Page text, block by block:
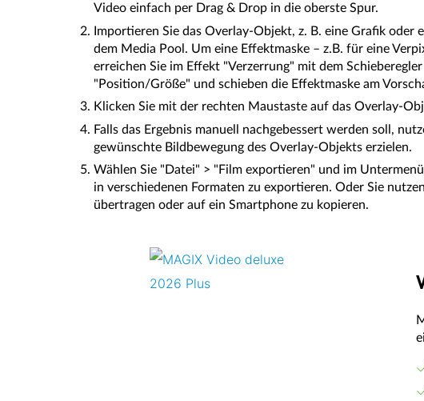
Video einfach per Drag & Drop in die oberste Spur.
Importieren Sie das Overlay-Objekt, z. B. eine Grafik oder
dem Media Pool. Um eine Effektmaske – z.B. für eine
erreichen Sie im Effekt "Verzerrung" mit dem
"Position/Größe" und schieben die Effektmaske am
Klicken Sie mit der rechten Maustaste auf das Overlay-
Falls das Ergebnis manuell nachgebessert werden soll,
gewünschte Bildbewegung des Overlay-Objekts erzielen.
Wählen Sie "Datei" > "Film exportieren" und im
in verschiedenen Formaten zu exportieren. Oder Sie
übertragen oder auf ein Smartphone zu kopieren.